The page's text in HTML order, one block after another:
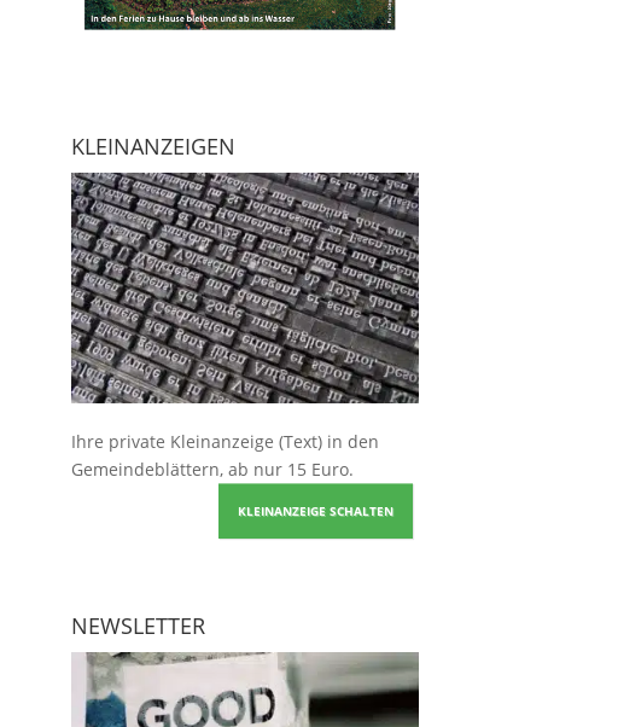
KLEINANZEIGEN
Ihre private Kleinanzeige (Text) in den
Gemeindeblättern, ab nur 15 Euro.
KLEINANZEIGE SCHALTEN
NEWSLETTER